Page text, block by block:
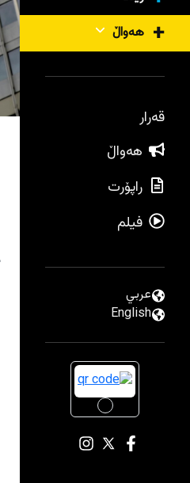
هەواڵ
قەرار
هەواڵ
راپۆرت
فیلم
عربي
English